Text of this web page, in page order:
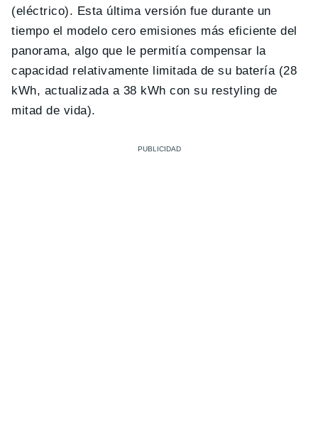
(eléctrico). Esta última versión fue durante un
tiempo el modelo cero emisiones más eficiente del
panorama, algo que le permitía compensar la
capacidad relativamente limitada de su batería (28
kWh, actualizada a 38 kWh con su restyling de
mitad de vida).